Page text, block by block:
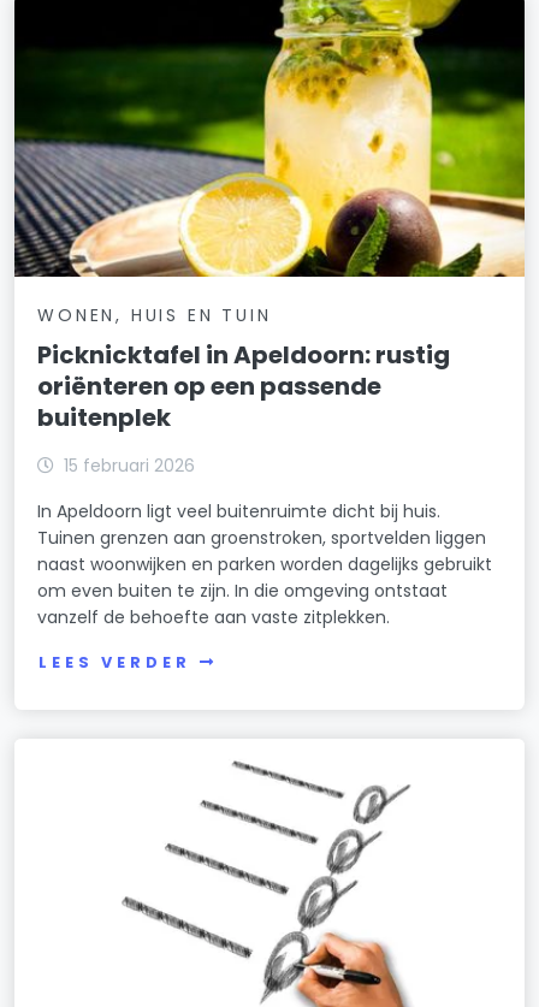
WONEN, HUIS EN TUIN
Picknicktafel in Apeldoorn: rustig
oriënteren op een passende
buitenplek
15 februari 2026
In Apeldoorn ligt veel buitenruimte dicht bij huis.
Tuinen grenzen aan groenstroken, sportvelden liggen
naast woonwijken en parken worden dagelijks gebruikt
om even buiten te zijn. In die omgeving ontstaat
vanzelf de behoefte aan vaste zitplekken.
LEES VERDER